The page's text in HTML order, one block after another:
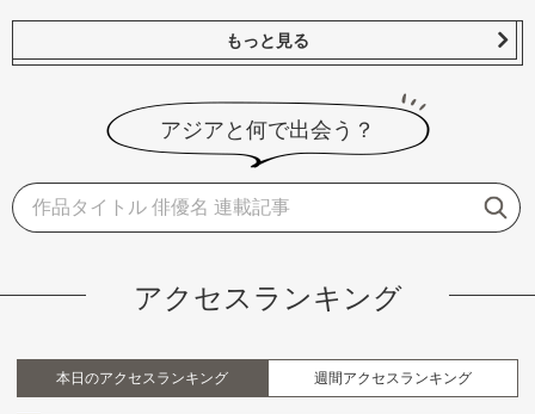
もっと見る
アジアと何で出会う？
アクセスランキング
本日のアクセスランキング 週間アクセスランキング